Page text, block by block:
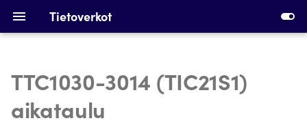
Tietoverkot
Johdatus tietoverkkoihin
Vaaditut asennukset
TTC1030-3014 (TIC21S1)
aikataulu